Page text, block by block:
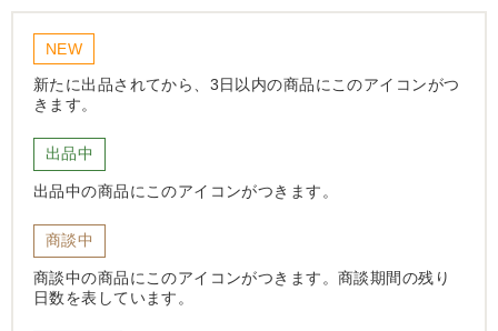
NEW
新たに出品されてから、3日以内の商品にこのアイコンがつ
きます。
出品中
出品中の商品にこのアイコンがつきます。
商談中
商談中の商品にこのアイコンがつきます。商談期間の残り
日数を表しています。